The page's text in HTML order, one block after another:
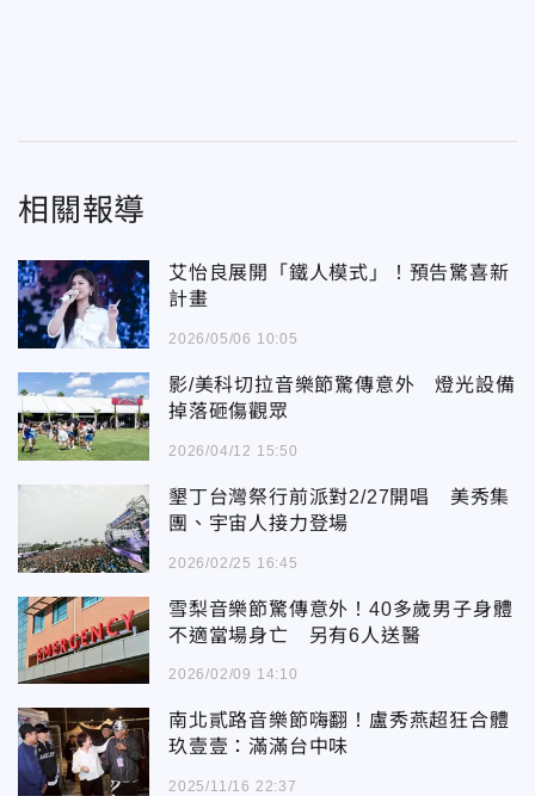
相關報導
艾怡良展開「鐵人模式」！預告驚喜新
計畫
2026/05/06 10:05
影/美科切拉音樂節驚傳意外 燈光設備
掉落砸傷觀眾
2026/04/12 15:50
墾丁台灣祭行前派對2/27開唱 美秀集
團、宇宙人接力登場
2026/02/25 16:45
雪梨音樂節驚傳意外！40多歲男子身體
不適當場身亡 另有6人送醫
2026/02/09 14:10
南北貳路音樂節嗨翻！盧秀燕超狂合體
玖壹壹：滿滿台中味
2025/11/16 22:37